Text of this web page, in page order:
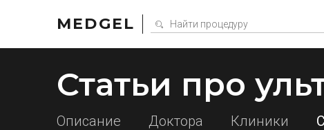
MEDGEL
Статьи про
Описание Доктора Клиники